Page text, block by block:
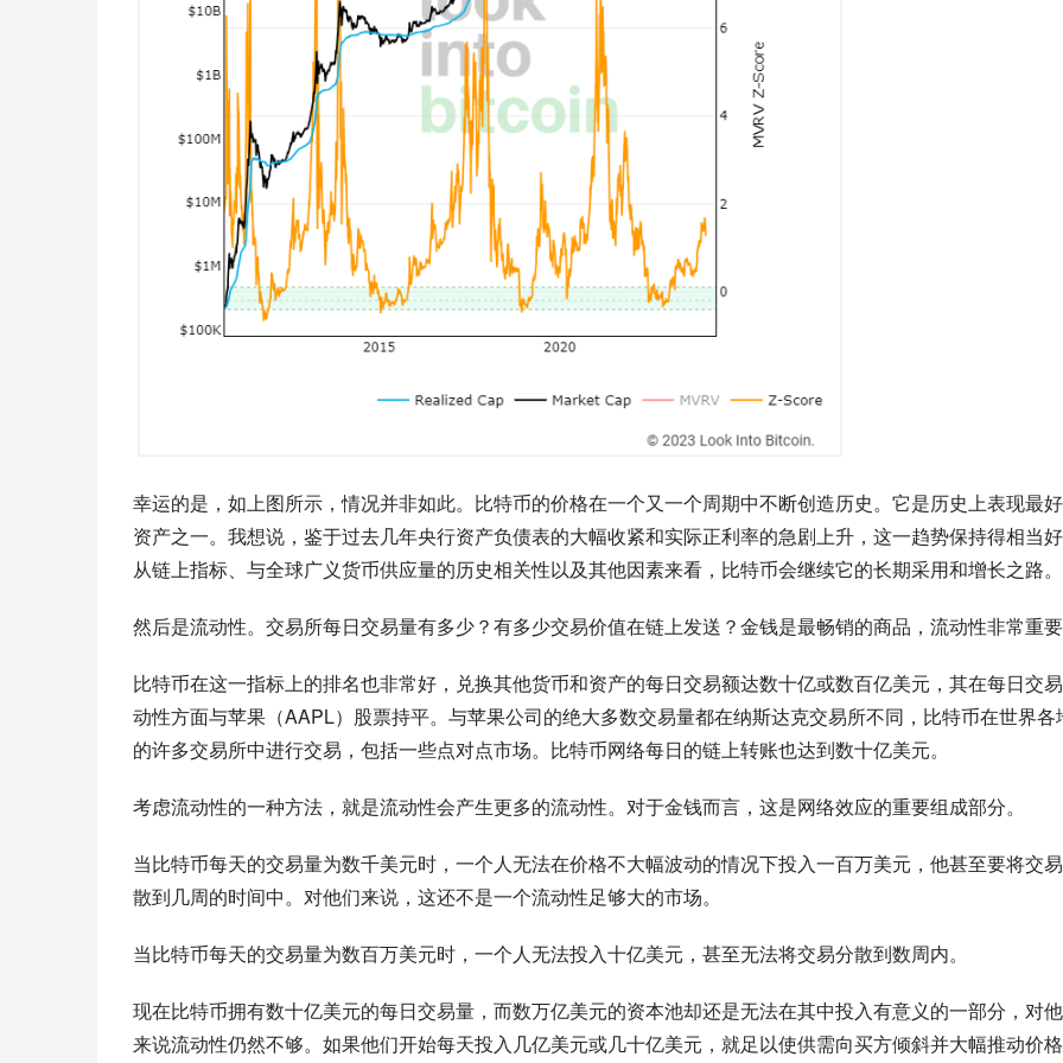
幸运的是，如上图所示，情况并非如此。比特币的价格在一个又一个周期中不断创造历史。它是历史上表现最
资产之一。我想说，鉴于过去几年央行资产负债表的大幅收紧和实际正利率的急剧上升，这一趋势保持得相当好
从链上指标、与全球广义货币供应量的历史相关性以及其他因素来看，比特币会继续它的长期采用和增长之路。
然后是流动性。交易所每日交易量有多少？有多少交易价值在链上发送？金钱是最畅销的商品，流动性非常重要
比特币在这一指标上的排名也非常好，兑换其他货币和资产的每日交易额达数十亿或数百亿美元，其在每日交
动性方面与苹果（AAPL）股票持平。与苹果公司的绝大多数交易量都在纳斯达克交易所不同，比特币在世界各
的许多交易所中进行交易，包括一些点对点市场。比特币网络每日的链上转账也达到数十亿美元。
考虑流动性的一种方法，就是流动性会产生更多的流动性。对于金钱而言，这是网络效应的重要组成部分。
当比特币每天的交易量为数千美元时，一个人无法在价格不大幅波动的情况下投入一百万美元，他甚至要将交
散到几周的时间中。对他们来说，这还不是一个流动性足够大的市场。
当比特币每天的交易量为数百万美元时，一个人无法投入十亿美元，甚至无法将交易分散到数周内。
现在比特币拥有数十亿美元的每日交易量，而数万亿美元的资本池却还是无法在其中投入有意义的一部分，对
来说流动性仍然不够。如果他们开始每天投入几亿美元或几十亿美元，就足以使供需向买方倾斜并大幅推动价